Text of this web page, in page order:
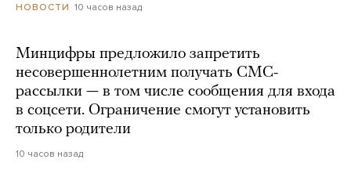
НОВОСТИ 10 часов назад
Минцифры предложило запретить
несовершеннолетним получать СМС-
рассылки — в том числе сообщения для входа
в соцсети. Ограничение смогут установить
только родители
10 часов назад